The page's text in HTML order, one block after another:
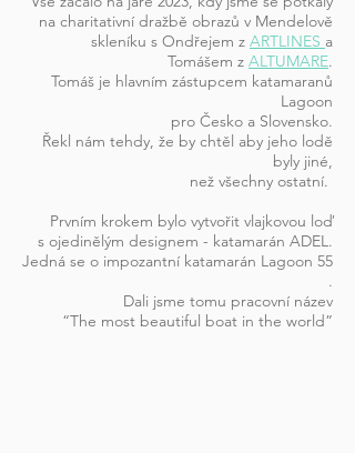
na charitativní dražbě obrazů v Mendelově
skleníku s Ondřejem z ARTLINES a
Tomášem z ALTUMARE.
Tomáš je hlavním zástupcem katamaranů
Lagoon
pro Česko a Slovensko.
Řekl nám tehdy, že by chtěl aby jeho lodě
byly jiné,
než všechny ostatní.
Prvním krokem bylo vytvořit vlajkovou loď
s ojedinělým designem - katamarán ADEL.
Jedná se o impozantní katamarán Lagoon 55
.
Dali jsme tomu pracovní název
“The most beautiful boat in the world”